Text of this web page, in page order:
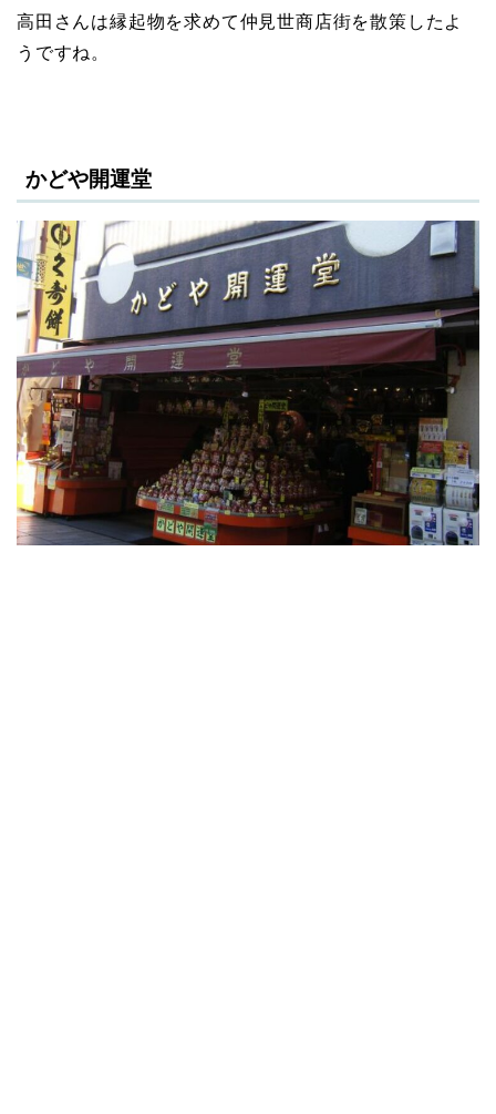
高田さんは縁起物を求めて仲見世商店街を散策したよ
うですね。
かどや開運堂